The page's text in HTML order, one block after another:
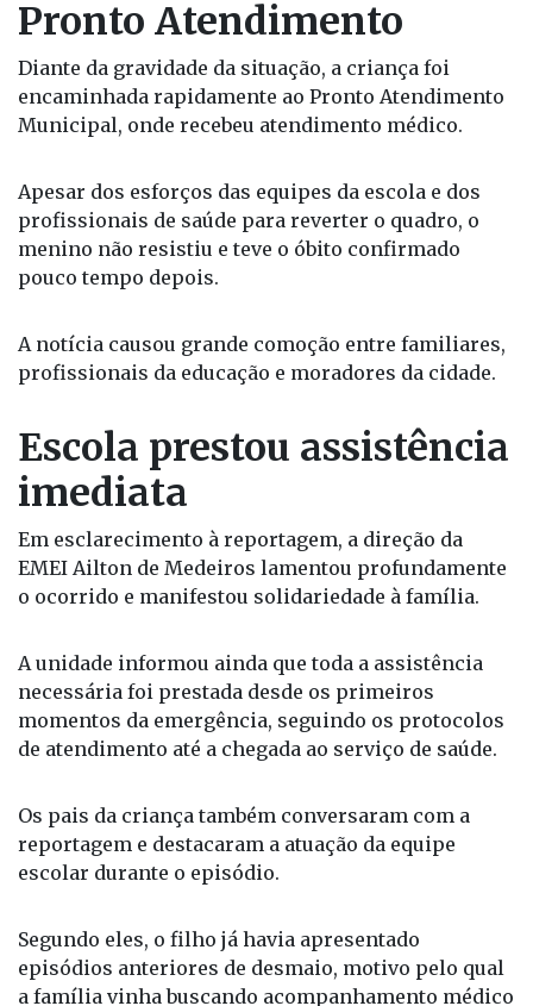
acionaram os procedimentos de emergência.
Criança foi levada ao
Pronto Atendimento
Diante da gravidade da situação, a criança foi
encaminhada rapidamente ao Pronto Atendimento
Municipal, onde recebeu atendimento médico.
profissionais de saúde para reverter o quadro, o
menino não resistiu e teve o óbito confirmado
pouco tempo depois.
A notícia causou grande comoção entre familiares,
profissionais da educação e moradores da cidade.
Escola prestou assistência
imediata
Em esclarecimento à reportagem, a direção da
EMEI Ailton de Medeiros lamentou profundamente
o ocorrido e manifestou solidariedade à família.
necessária foi prestada desde os primeiros
momentos da emergência, seguindo os protocolos
de atendimento até a chegada ao serviço de saúde.
Os pais da criança também conversaram com a
reportagem e destacaram a atuação da equipe
escolar durante o episódio.